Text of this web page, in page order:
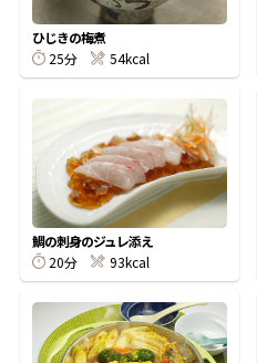
『踊り節』
だし粉
ひじきの梅煮
25分
54kcal
鯛の刺身のジュレ添え
20分
93kcal